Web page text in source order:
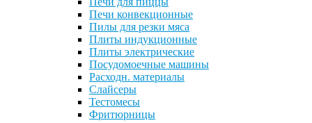
Печи конвекционные
Пилы для резки мяса
Плиты индукционные
Плиты электрические
Посудомоечные машины
Расходн. материалы
Слайсеры
Тестомесы
Фритюрницы